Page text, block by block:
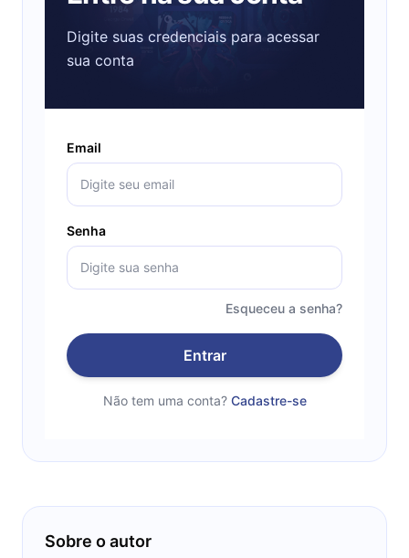
Digite suas credenciais para acessar
sua conta
Email
Senha
Esqueceu a senha?
Entrar
Não tem uma conta? Cadastre-se
Sobre o autor